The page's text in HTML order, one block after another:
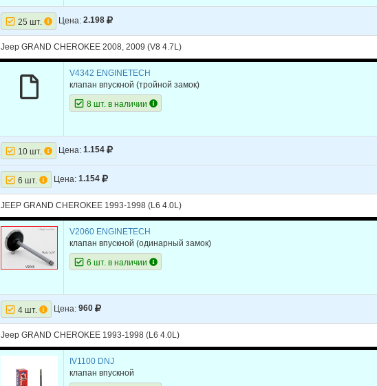
25 шт. Цена: 2.198
Jeep GRAND CHEROKEE 2008, 2009 (V8 4.7L)
V4342 ENGINETECH
клапан впускной (тройной замок)
8 шт. в наличии
10 шт. Цена: 1.154
6 шт. Цена: 1.154
JEEP GRAND CHEROKEE 1993-1998 (L6 4.0L)
V2060 ENGINETECH
клапан впускной (одинарный замок)
6 шт. в наличии
4 шт. Цена: 960
Jeep GRAND CHEROKEE 1993-1998 (L6 4.0L)
IV1100 DNJ
клапан впускной